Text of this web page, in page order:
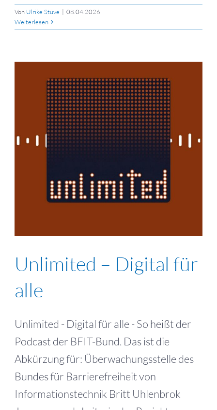
Von Ulrike Stüve | 08.04.2026
Weiterlesen
Unlimited – Digital für
alle
Unlimited - Digital für alle - So heißt der
Podcast der BFIT-Bund. Das ist die
Abkürzung für: Überwachungsstelle des
Bundes für Barrierefreiheit von
Informationstechnik Britt Uhlenbrok